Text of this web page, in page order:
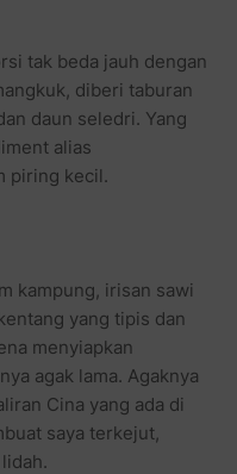
tak beda jauh dengan
diberi taburan
daun seledri. Yang
alias
piring kecil.
kampung, irisan sawi
yang tipis dan
menyiapkan
agak lama. Agaknya
Cina yang ada di
saya terkejut,